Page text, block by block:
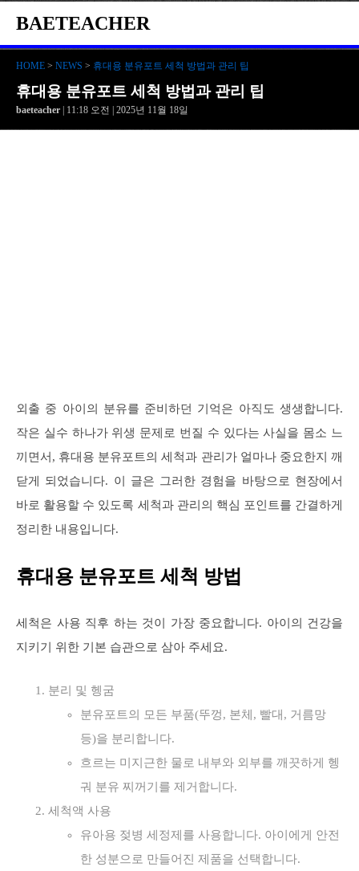
BAETEACHER
HOME > NEWS > 휴대용 분유포트 세척 방법과 관리 팁
휴대용 분유포트 세척 방법과 관리 팁
baeteacher | 11:18 오전 | 2025년 11월 18일
외출 중 아이의 분유를 준비하던 기억은 아직도 생생합니다.
작은 실수 하나가 위생 문제로 번질 수 있다는 사실을 몸소 느
끼면서, 휴대용 분유포트의 세척과 관리가 얼마나 중요한지 깨
닫게 되었습니다. 이 글은 그러한 경험을 바탕으로 현장에서
바로 활용할 수 있도록 세척과 관리의 핵심 포인트를 간결하게
정리한 내용입니다.
휴대용 분유포트 세척 방법
세척은 사용 직후 하는 것이 가장 중요합니다. 아이의 건강을
지키기 위한 기본 습관으로 삼아 주세요.
분리 및 헹굼
분유포트의 모든 부품(뚜껑, 본체, 빨대, 거름망
등)을 분리합니다.
흐르는 미지근한 물로 내부와 외부를 깨끗하게 헹
궈 분유 찌꺼기를 제거합니다.
세척액 사용
유아용 젖병 세정제를 사용합니다. 아이에게 안전
한 성분으로 만들어진 제품을 선택합니다.